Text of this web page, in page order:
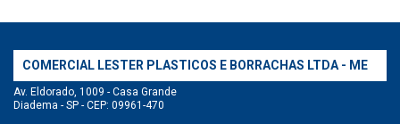
COMERCIAL LESTER PLASTICOS E BORRACHAS LTDA - ME
Av. Eldorado, 1009 - Casa Grande
Diadema - SP - CEP: 09961-470